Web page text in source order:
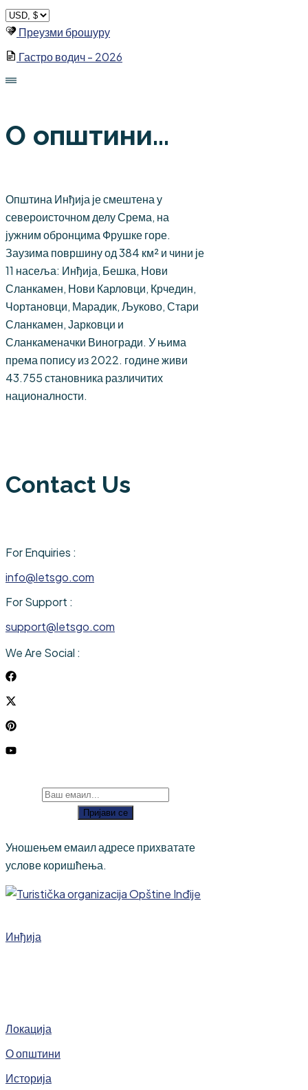
Skip
to
content
Преузми брошуру
Гастро водич - 2026
О општини...
Општина Инђија је смештена у
североисточном делу Срема, на
јужним обронцима Фрушке горе.
Заузима површину од 384 км² и чини је
11 насеља: Инђија, Бешка, Нови
Сланкамен, Нови Карловци, Крчедин,
Чортановци, Марадик, Љуково, Стари
Сланкамен, Јарковци и
Сланкаменачки Виногради. У њима
према попису из 2022. године живи
43.755 становника различитих
националности.
Contact Us
For Enquiries :
info@letsgo.com
For Support :
support@letsgo.com
We Are Social :
Пријави се
Уношењем емаил адресе прихватате
услове коришћења.
Инђија
Локација
О општини
Историја